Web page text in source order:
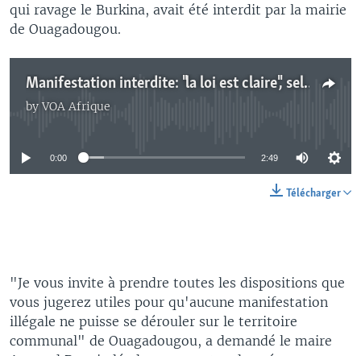
qui ravage le Burkina, avait été interdit par la mairie
de Ouagadougou.
Manifestation interdite: "la loi est claire", selon le maire de Ouagadougou
byVOA Afrique
No media source currently available
0:00 2:49
Télécharger
"Je vous invite à prendre toutes les dispositions que
vous jugerez utiles pour qu'aucune manifestation
illégale ne puisse se dérouler sur le territoire
communal" de Ouagadougou, a demandé le maire